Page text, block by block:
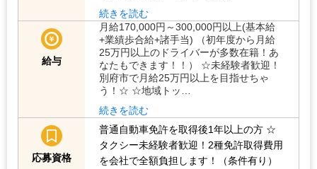
続きを読む
給与
月給170,000円～300,000円以上(基本給
+業績歩合給+諸手当) （初年度から月給
25万円以上のドライバーが多数在籍！あ
なたもできます！！） ☆未経験者歓迎！
別府市で月給25万円以上を目指せちゃ
う！☆ ☆地域トッ…
続きを読む
応募資格
普通自動車免許を取得後1年以上の方 ☆
タクシー未経験者歓迎！2種免許取得費用
を会社で全額負担します！（条件有り）